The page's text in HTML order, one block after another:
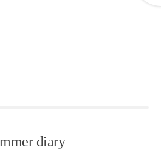
diary